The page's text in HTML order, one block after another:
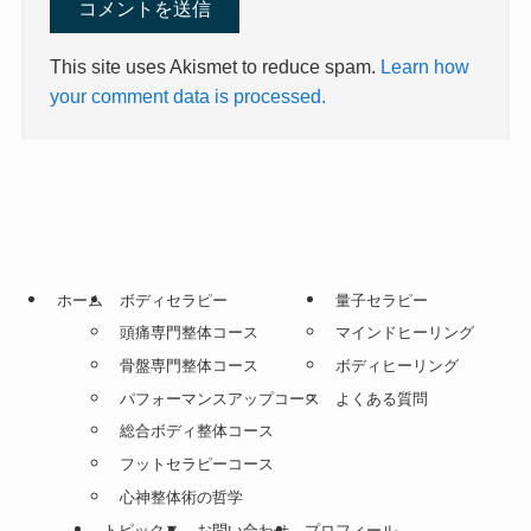
This site uses Akismet to reduce spam. Learn how
your comment data is processed.
ホーム
ボディセラピー
頭痛専門整体コース
骨盤専門整体コース
パフォーマンスアップコース
総合ボディ整体コース
フットセラピーコース
心神整体術の哲学
量子セラピー
マインドヒーリング
ボディヒーリング
よくある質問